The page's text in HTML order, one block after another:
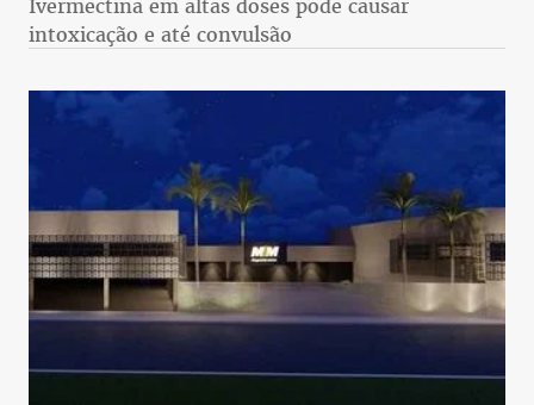
Ivermectina em altas doses pode causar
intoxicação e até convulsão